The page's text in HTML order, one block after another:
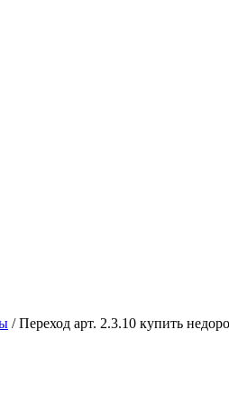
/Переход арт. 2.3.10 купить